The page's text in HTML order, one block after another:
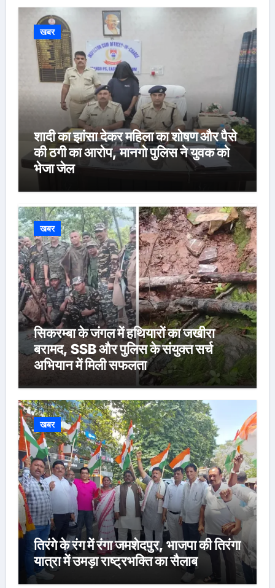
खबर
शादी का झांसा देकर महिला का शोषण और पैसे
की ठगी का आरोप, मानगो पुलिस ने युवक को
भेजा जेल
खबर
सिकरम्बा के जंगल में हथियारों का जखीरा
बरामद, SSB और पुलिस के संयुक्त सर्च
अभियान में मिली सफलता
खबर
तिरंगे के रंग में रंगा जमशेदपुर, भाजपा की तिरंगा
यात्रा में उमड़ा राष्ट्रभक्ति का सैलाब